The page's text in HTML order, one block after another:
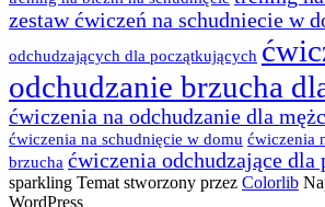
zestaw ćwiczeń na schudniecie w
odchudzających dla początkujących
odchudzanie brzucha
ćwiczenia na odchudzanie dla
ćwiczenia na schudnięcie w domu ćwiczenia
brzucha ćwiczenia odchudzające dla
sparkling Temat stworzony przez Colorlib
WordPress